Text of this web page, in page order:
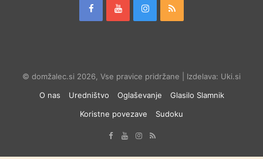
© domžalec.si 2026, Vse pravice pridržane | Izdelava: Uki.si
O nas
Uredništvo Oglaševanje
Glasilo Slamnik
Koristne povezave
Sudoku